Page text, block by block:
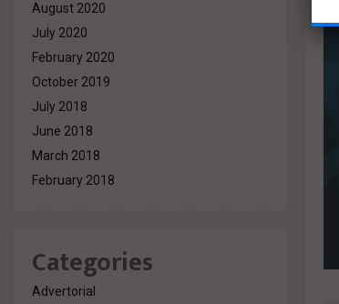
August 2020
July 2020
February 2020
October 2019
July 2018
June 2018
March 2018
February 2018
Categories
Advertorial